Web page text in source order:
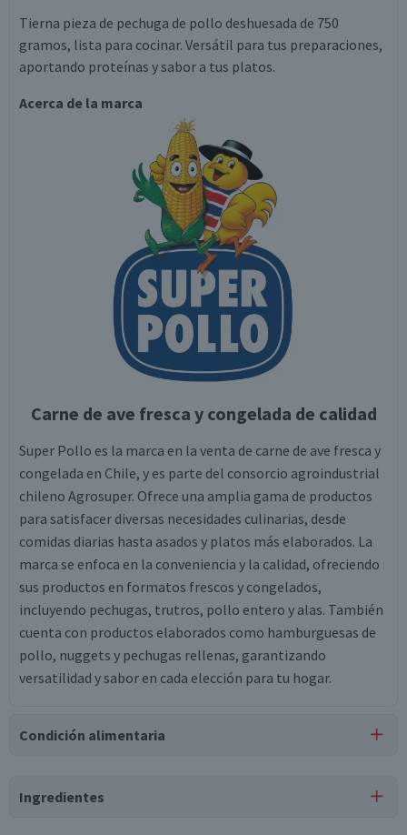
Tierna pieza de pechuga de pollo deshuesada de 750
gramos, lista para cocinar. Versátil para tus preparaciones,
aportando proteínas y sabor a tus platos.
Acerca de la marca
Carne de ave fresca y congelada de calidad
Super Pollo es la marca en la venta de carne de ave fresca y
congelada en Chile, y es parte del consorcio agroindustrial
chileno Agrosuper. Ofrece una amplia gama de productos
para satisfacer diversas necesidades culinarias, desde
comidas diarias hasta asados y platos más elaborados. La
marca se enfoca en la conveniencia y la calidad, ofreciendo
sus productos en formatos frescos y congelados,
incluyendo pechugas, trutros, pollo entero y alas. También
cuenta con productos elaborados como hamburguesas de
pollo, nuggets y pechugas rellenas, garantizando
versatilidad y sabor en cada elección para tu hogar.
Condición alimentaria
Ingredientes